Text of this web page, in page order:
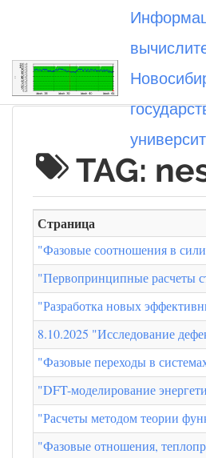
Вы посетили
TAG:
Страница
"Фазовые соотношения в
"Первопринципные расчеты
"Разработка новых
8.10.2025 "Исследование
"Фазовые переходы в
"DFT-моделирование
"Расчеты методом теории
"Фазовые отношения,